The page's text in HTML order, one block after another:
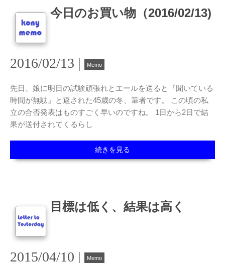
今日のお買い物（2016/02/13)
2016/02/13 | Memo
先日、娘に明日の試験頑張れとエールを送ると『聞いている
時間が無駄』と返された45歳の冬、筆者です。 この頃の私
立の合否発表はものすごく早いのですね。 1日から2日で結
果が送付されてくるらし
続きを見る
目標は低く、結果は高く
2015/04/10 | Memo